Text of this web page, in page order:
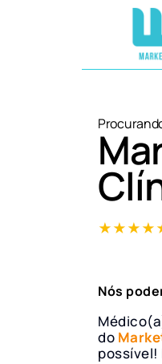
Nós
do
possível!